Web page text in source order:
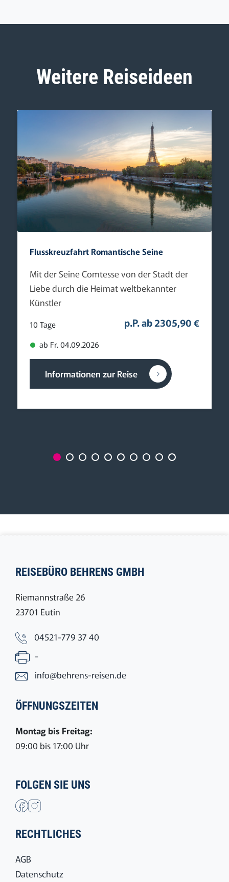
Weitere Reiseideen
Flusskreuzfahrt Romantische Seine
Mit der Seine Comtesse von der Stadt der
Liebe durch die Heimat weltbekannter
Künstler
10 Tage
ab Fr. 04.09.2026
p.P. ab 2305,90 €
Informationen zur Reise
REISEBÜRO BEHRENS GMBH
Riemannstraße 26
23701 Eutin
04521-779 37 40
-
info@behrens-reisen.de
ÖFFNUNGSZEITEN
Montag bis Freitag:
09:00 bis 17:00 Uhr
FOLGEN SIE UNS
RECHTLICHES
AGB
Datenschutz